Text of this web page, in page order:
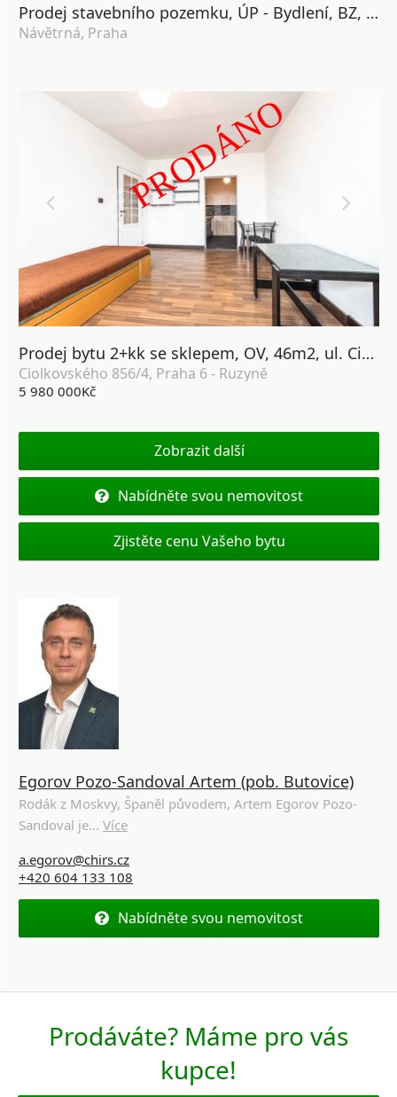
Prodej stavebního pozemku, ÚP - Bydlení, BZ, 800m2, Praha 5 - Slivenec
Návětrná, Praha
PRODÁNO
Prodej bytu 2+kk se sklepem, OV, 46m2, ul. Ciolkovského 856/4, Praha 6 - Ruzyně
Ciolkovského 856/4, Praha 6 - Ruzyně
5 980 000Kč
Zobrazit další
Nabídněte svou nemovitost
Zjistěte cenu Vašeho bytu
Egorov Pozo-Sandoval Artem (pob. Butovice)
Rodák z Moskvy, Španěl původem, Artem Egorov Pozo-
Sandoval je... Více
a.egorov@chirs.cz
+420 604 133 108
Nabídněte svou nemovitost
Prodáváte? Máme pro vás
kupce!